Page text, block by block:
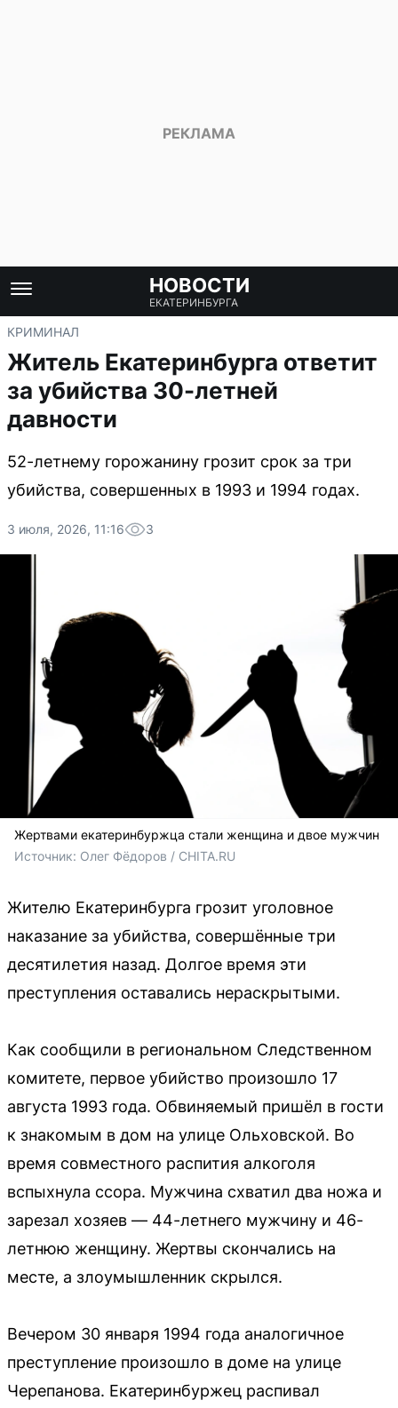
НОВОСТИ
ЕКАТЕРИНБУРГА
КРИМИНАЛ
Житель Екатеринбурга ответит
за убийства 30-летней
давности
52-летнему горожанину грозит срок за три
убийства, совершенных в 1993 и 1994 годах.
3 июля, 2026, 11:16 3
Жертвами екатеринбуржца стали женщина и двое мужчин
Источник: Олег Фёдоров / CHITA.RU
Жителю Екатеринбурга грозит уголовное
наказание за убийства, совершённые три
десятилетия назад. Долгое время эти
преступления оставались нераскрытыми.
Как сообщили в региональном Следственном
комитете, первое убийство произошло 17
августа 1993 года. Обвиняемый пришёл в гости
к знакомым в дом на улице Ольховской. Во
время совместного распития алкоголя
вспыхнула ссора. Мужчина схватил два ножа и
зарезал хозяев — 44-летнего мужчину и 46-
летнюю женщину. Жертвы скончались на
месте, а злоумышленник скрылся.
Вечером 30 января 1994 года аналогичное
преступление произошло в доме на улице
Черепанова. Екатеринбуржец распивал